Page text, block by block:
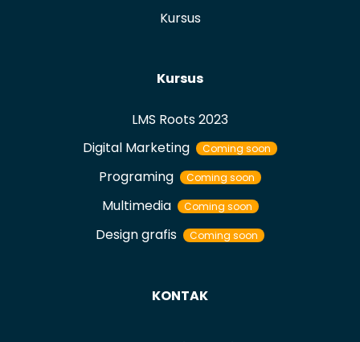
Kursus
Kursus
LMS Roots 2023
Digital Marketing
Coming soon
Programing Coming soon
Multimedia Coming soon
Design grafis Coming soon
KONTAK